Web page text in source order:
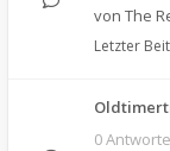
von The
Letzter
0